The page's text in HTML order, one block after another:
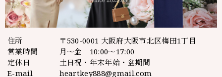
住所
〒530-0001 大阪府大阪市北区梅田1丁目
営業時間
月～金 10:00～17:00
定休日
土日祝・年末年始・盆期間
E-mail
heartkey888@gmail.com